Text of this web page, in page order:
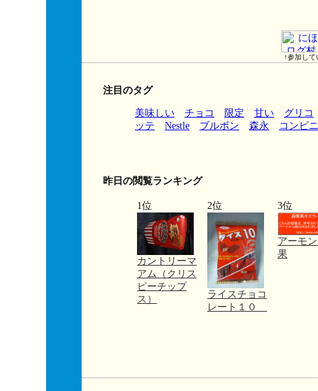
↑参加して
注目のタグ
美味しい チョコ 限定 甘い
グリコ
ッテ
Nestle ブルボン 森永 コンビニ
昨日の閲覧ランキング
1位
カントリーマ
アム（クリス
ピーチップ
ス）
2位
ライスチョコ
レート１０
3位
アーモ
果